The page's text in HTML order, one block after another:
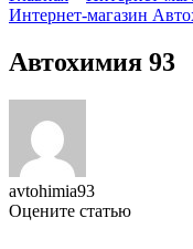
Интернет-магазин
Автохимия 93
avtohimia93
Оцените статью